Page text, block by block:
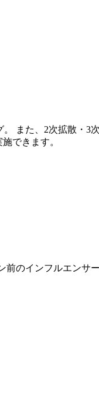
また、2次拡散・3
できます。
のインフルエンサ